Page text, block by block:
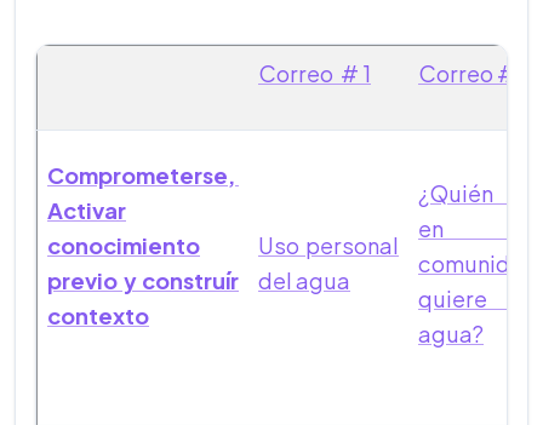
Correo # 1 Correo # 2
Comprometerse,
Activar
conocimiento
previo y construír
contexto
Uso personal
del agua
¿Quién
en
comunidad
quiere
agua?